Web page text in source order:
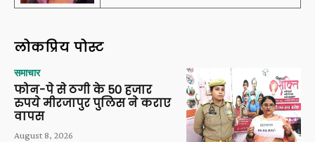
लोकप्रिय पोस्ट
समाचार
फोन-पे से ठगी के 50 हजार
रुपये मीरजापुर पुलिस ने कराए
वापस
August 8, 2026